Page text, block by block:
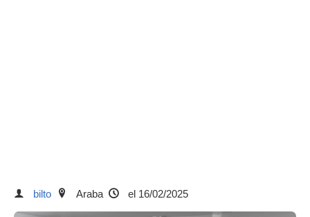
bilto Araba el 16/02/2025